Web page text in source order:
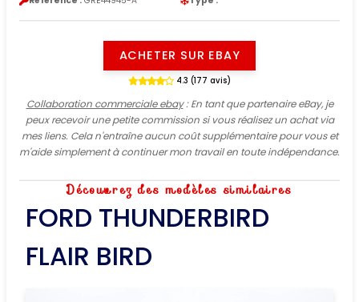
ACHETER SUR EBAY
4.3 (177 avis)
Collaboration commerciale ebay: En tant que partenaire eBay, je
peux recevoir une petite commission si vous réalisez un achat via
mes liens. Cela n'entraîne aucun coût supplémentaire pour vous et
m'aide simplement à continuer mon travail en toute indépendance.
Découvrez des modèles similaires
FORD THUNDERBIRD
FLAIR BIRD